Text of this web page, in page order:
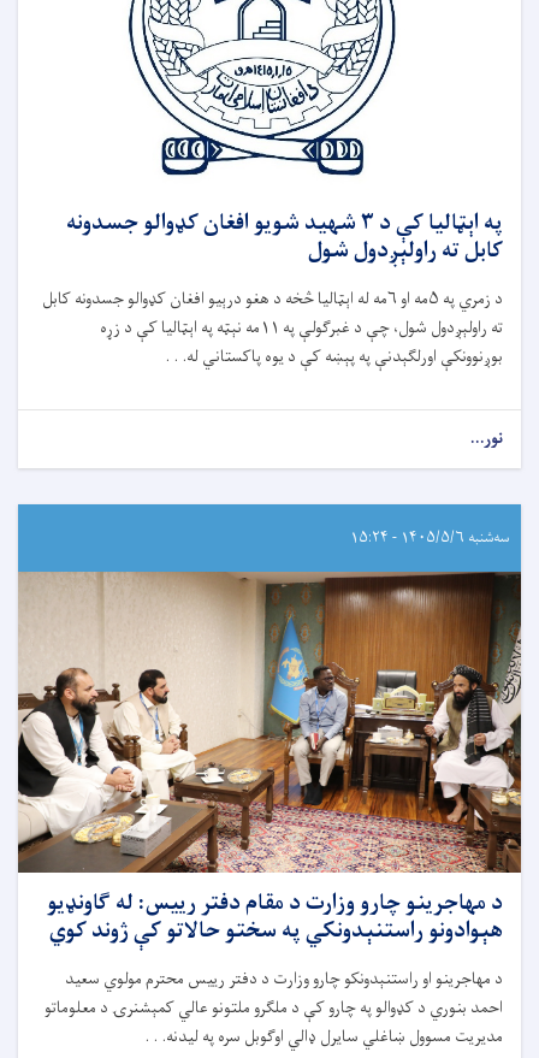
په اېټالیا کې د ۳ شهید شویو افغان کډوالو جسدونه
کابل ته راولېږدول شول
د زمري په ۵مه او ۶مه له اېټالیا څخه د هغو درېیو افغان کډوالو جسدونه کابل
ته راولېږدول شول، چې د غبرګولې په ۱۱مه نېټه په اېټالیا کې د زړه
بوږنوونکې اورلګېدنې په پېښه کې د یوه پاکستاني له. . .
نور...
سه‌شنبه ۱۴۰۵/۵/۶ - ۱۵:۲۴
د مهاجرینو چارو وزارت د مقام دفتر رییس: له ګاونډیو
هېوادونو راستنېدونکي په سختو حالاتو کې ژوند کوي
د مهاجرینو او راستنېدونکو چارو وزارت د دفتر رییس محترم مولوي سعید
احمد بنوري د کډوالو په چارو کې د ملګرو ملتونو عالي کمېشنرۍ د معلوماتو
مدیریت مسوول ښاغلي سایرل ډالي اوګوبل سره په لیدنه. . .